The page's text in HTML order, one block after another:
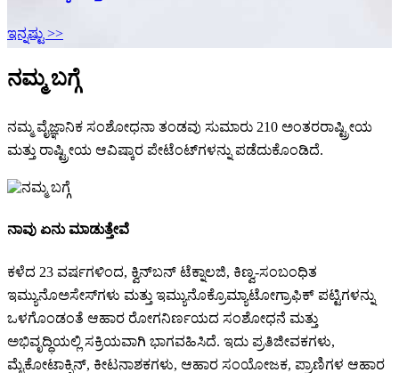
ಇನ್ನಷ್ಟು >>
ನಮ್ಮ ಬಗ್ಗೆ
ನಮ್ಮ ವೈಜ್ಞಾನಿಕ ಸಂಶೋಧನಾ ತಂಡವು ಸುಮಾರು 210 ಅಂತರರಾಷ್ಟ್ರೀಯ
ಮತ್ತು ರಾಷ್ಟ್ರೀಯ ಆವಿಷ್ಕಾರ ಪೇಟೆಂಟ್‌ಗಳನ್ನು ಪಡೆದುಕೊಂಡಿದೆ.
ನಾವು ಏನು ಮಾಡುತ್ತೇವೆ
ಕಳೆದ 23 ವರ್ಷಗಳಿಂದ, ಕ್ವಿನ್‌ಬನ್ ಟೆಕ್ನಾಲಜಿ, ಕಿಣ್ವ-ಸಂಬಂಧಿತ
ಇಮ್ಯುನೊಅಸೇಸ್‌ಗಳು ಮತ್ತು ಇಮ್ಯುನೊಕ್ರೊಮ್ಯಾಟೋಗ್ರಾಫಿಕ್ ಪಟ್ಟಿಗಳನ್ನು
ಒಳಗೊಂಡಂತೆ ಆಹಾರ ರೋಗನಿರ್ಣಯದ ಸಂಶೋಧನೆ ಮತ್ತು
ಅಭಿವೃದ್ಧಿಯಲ್ಲಿ ಸಕ್ರಿಯವಾಗಿ ಭಾಗವಹಿಸಿದೆ. ಇದು ಪ್ರತಿಜೀವಕಗಳು,
ಮೈಕೋಟಾಕ್ಸಿನ್, ಕೀಟನಾಶಕಗಳು, ಆಹಾರ ಸಂಯೋಜಕ, ಪ್ರಾಣಿಗಳ ಆಹಾರ